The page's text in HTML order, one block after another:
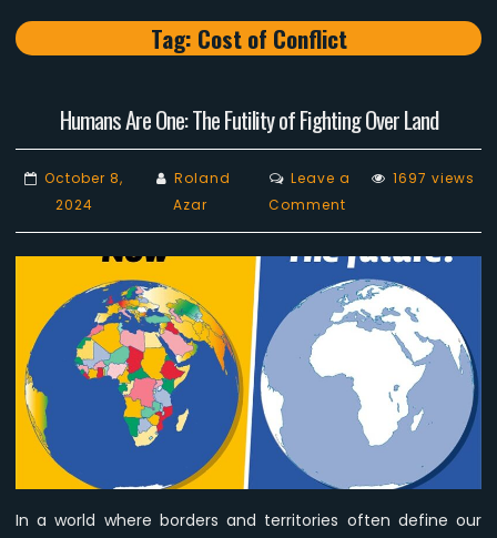
Tag: Cost of Conflict
Humans Are One: The Futility of Fighting Over Land
October 8,
2024
Roland
Azar
Leave a
Commenton
Humans
Are
One:
The
Futility
Fighting
Over
Land
1697 views
In a world where borders and territories often define our